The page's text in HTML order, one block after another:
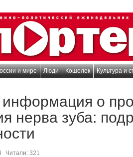
и мире Люди Кошелек Культура и
о
нерва зуба:
Читали: 321